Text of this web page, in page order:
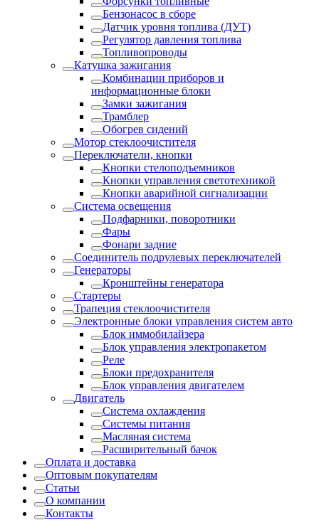
Бензонасос в сборе
Датчик уровня топлива (ДУТ)
Регулятор давления топлива
Топливопроводы
Катушка зажигания
Комбинации приборов и
информационные блоки
Замки зажигания
Трамблер
Обогрев сидений
Мотор стеклоочистителя
Переключатели, кнопки
Кнопки стелоподъемников
Кнопки управления светотехникой
Кнопки аварийной сигнализации
Система освещения
Подфарники, поворотники
Фары
Фонари задние
Соединитель подрулевых переключателей
Генераторы
Кронштейны генератора
Стартеры
Трапеция стеклоочистителя
Электронные блоки управления систем авто
Блок иммобилайзера
Блок управления электропакетом
Реле
Блоки предохранителя
Блок управления двигателем
Двигатель
Система охлаждения
Системы питания
Масляная система
Расширительный бачок
Оплата и доставка
Оптовым покупателям
Статьи
О компании
Контакты